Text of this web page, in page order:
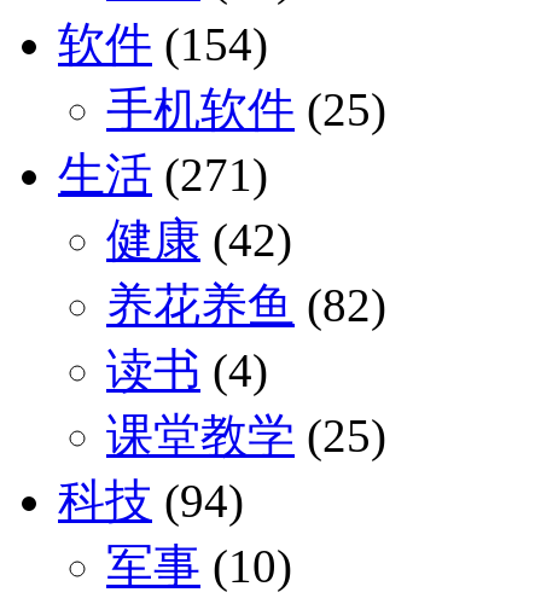
软件 (154)
手机软件 (25)
生活 (271)
健康 (42)
养花养鱼 (82)
读书 (4)
课堂教学 (25)
科技 (94)
军事 (10)